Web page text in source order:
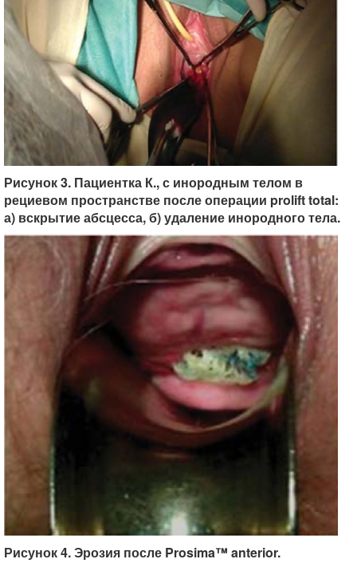
Рисунок 3. Пациентка К., с инородным телом в
рециевом пространстве после операции prolift total:
а) вскрытие абсцесса, б) удаление инородного тела.
Рисунок 4. Эрозия после Prosima™ anterior.